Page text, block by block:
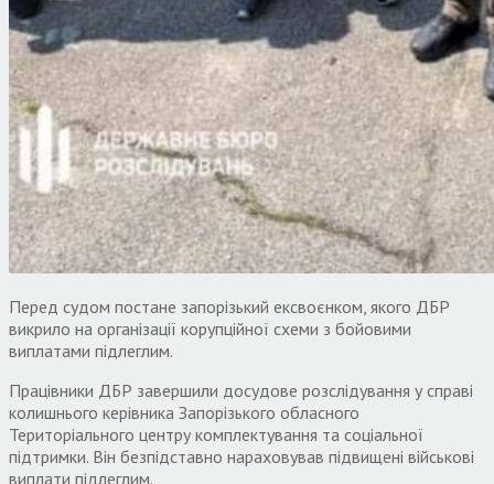
Перед судом постане запорізький ексвоєнком, якого ДБР
викрило на організації корупційної схеми з бойовими
виплатами підлеглим.
Працівники ДБР завершили досудове розслідування у справі
колишнього керівника Запорізького обласного
Територіального центру комплектування та соціальної
підтримки. Він безпідставно нараховував підвищені військові
виплати підлеглим.